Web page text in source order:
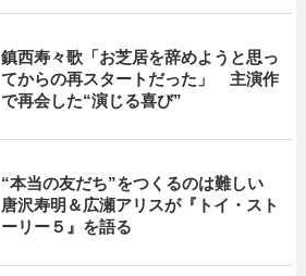
鎮西寿々歌「お芝居を辞めようと思っ
てからの再スタートだった」 主演作
で再会した“演じる喜び”
“本当の友だち”をつくるのは難しい
唐沢寿明＆広瀬アリスが『トイ・スト
ーリー５』を語る